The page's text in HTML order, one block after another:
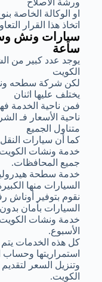
او الوكالة الخاصة
اتخاذ هذا القرار
ساعة
يوجد عدد كبير من
الكويت
لكن شركة سطحه
يختلف عليها اثنان
فمن ناحية الخدمة
ناحية الأسعار فـ
متناول الجميع
كما أن سيارات النقل
خدمة ونشات
جميع المحافظات.
خدمة سطحة
السيارات منها
نقوم بتوفير أوناش
السيارات بأمان
الأسبوع.
كل هذه الخدمات
استمراريتها وحساب
وتنزيل السعر
الكويت.